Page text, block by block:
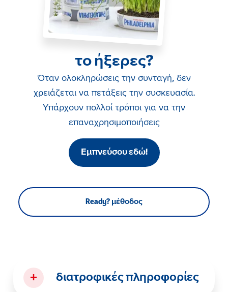
το ήξερες?
Όταν ολοκληρώσεις την συνταγή, δεν
χρειάζεται να πετάξεις την συσκευασία.
Υπάρχουν πολλοί τρόποι για να την
επαναχρησιμοποιήσεις
Εμπνεύσου εδώ!
Ready? μέθοδος
+ διατροφικές πληροφορίες